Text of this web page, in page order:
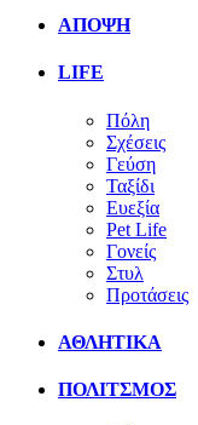
ΑΠΟΨΗ
LIFE
Πόλη
Σχέσεις
Γεύση
Ταξίδι
Ευεξία
Pet Life
Γονείς
Στυλ
Προτάσεις
ΑΘΛΗΤΙΚΑ
ΠΟΛΙΤΣΜΟΣ